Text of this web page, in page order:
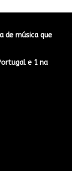
de música que
e 1 na